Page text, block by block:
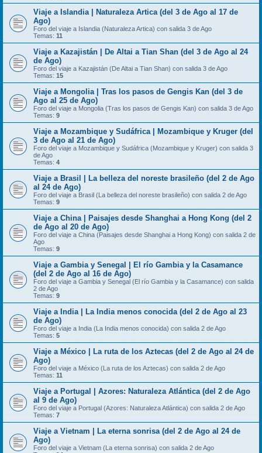
Viaje a Islandia | Naturaleza Artica (del 3 de Ago al 17 de
Ago)
Foro del viaje a Islandia (Naturaleza Artica) con salida 3 de Ago
Temas: 11
Viaje a Kazajistán | De Altai a Tian Shan (del 3 de Ago al 24
de Ago)
Foro del viaje a Kazajistán (De Altai a Tian Shan) con salida 3 de Ago
Temas: 15
Viaje a Mongolia | Tras los pasos de Gengis Kan (del 3 de
Ago al 25 de Ago)
Foro del viaje a Mongolia (Tras los pasos de Gengis Kan) con salida 3 de Ago
Temas: 9
Viaje a Mozambique y Sudáfrica | Mozambique y Kruger (del
3 de Ago al 21 de Ago)
Foro del viaje a Mozambique y Sudáfrica (Mozambique y Kruger) con salida 3
de Ago
Temas: 4
Viaje a Brasil | La belleza del noreste brasileño (del 2 de Ago
al 24 de Ago)
Foro del viaje a Brasil (La belleza del noreste brasileño) con salida 2 de Ago
Temas: 9
Viaje a China | Paisajes desde Shanghai a Hong Kong (del 2
de Ago al 20 de Ago)
Foro del viaje a China (Paisajes desde Shanghai a Hong Kong) con salida 2 de
Ago
Temas: 9
Viaje a Gambia y Senegal | El río Gambia y la Casamance
(del 2 de Ago al 16 de Ago)
Foro del viaje a Gambia y Senegal (El río Gambia y la Casamance) con salida
2 de Ago
Temas: 9
Viaje a India | La India menos conocida (del 2 de Ago al 23
de Ago)
Foro del viaje a India (La India menos conocida) con salida 2 de Ago
Temas: 5
Viaje a México | La ruta de los Aztecas (del 2 de Ago al 24 de
Ago)
Foro del viaje a México (La ruta de los Aztecas) con salida 2 de Ago
Temas: 11
Viaje a Portugal | Azores: Naturaleza Atlántica (del 2 de Ago
al 9 de Ago)
Foro del viaje a Portugal (Azores: Naturaleza Atlántica) con salida 2 de Ago
Temas: 7
Viaje a Vietnam | La eterna sonrisa (del 2 de Ago al 24 de
Ago)
Foro del viaje a Vietnam (La eterna sonrisa) con salida 2 de Ago